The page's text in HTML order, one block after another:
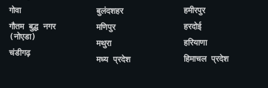
गोवा
गौतम बुद्ध नगर
(नोएडा)
चंडीगढ़
बुलंदशहर
मणिपुर
मथुरा
मध्य प्रदेश
हमीरपुर
हरदोई
हरियाणा
हिमाचल प्रदेश